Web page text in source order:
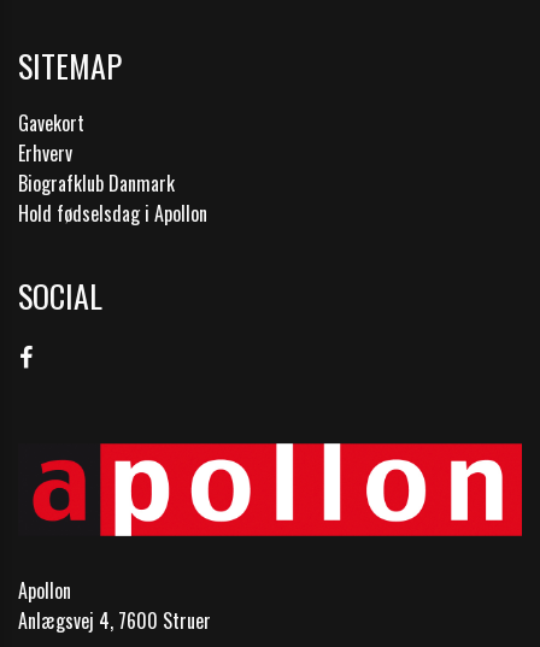
SITEMAP
Gavekort
Erhverv
Biografklub Danmark
Hold fødselsdag i Apollon
SOCIAL
Apollon
Anlægsvej 4, 7600 Struer